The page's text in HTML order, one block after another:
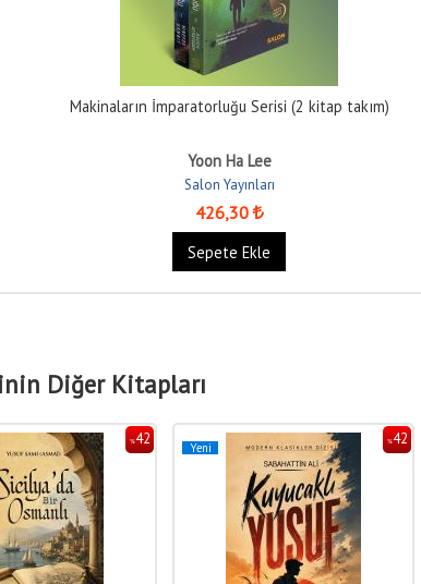
Makinaların İmparatorluğu Serisi (2 kitap takım)
Yoon Ha Lee
Salon Yayınları
426,30
Sepete Ekle
Diğer Kitapları
%42 %42
Yeni